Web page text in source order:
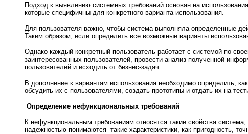
Подход к выявлению системных требований основан на
которые специфичны для конкретного варианта использования.
Для пользователя важно, чтобы система выполняла определенные
Таким образом, если определить все возможные варианты
Однако каждый конкретный пользователь работает с системой по-
заинтересованных пользователей, провести анализ полученной
пользователей и исходить от бизнес-задач.
В дополнение к вариантам использования необходимо определить,
обсудить их с пользователями, создать прототипы и отдать их на
Определение нефункциональных требований
К нефункциональным требованиям относятся такие свойства
надежностью понимаются такие характеристики, как пригодность,